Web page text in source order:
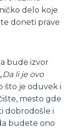
delo koje
doneti prave
bude izvor
„Da li je ovo
što je oduvek i
mesto gde
dobrodošle i
budete ono